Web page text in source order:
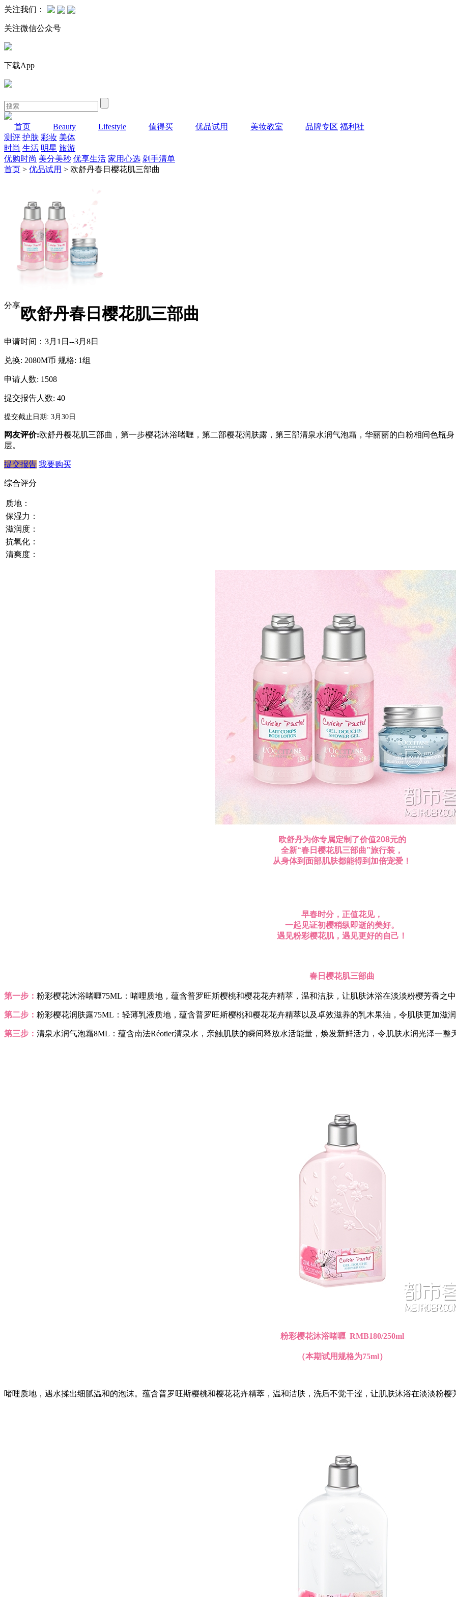
关注我们：
关注微信公众号
下载App
首页 Beauty Lifestyle 值得买 优品试用 美妆教室 品牌专区 福利社
测评 护肤 彩妆 美体
时尚 生活 明星 旅游
优购时尚 美分美秒 优享生活 家用心选 剁手清单
首页 > 优品试用 > 欧舒丹春日樱花肌三部曲
分享 欧舒丹春日樱花肌三部曲
申请时间：3月1日--3月8日
兑换: 2080M币 规格: 1组
申请人数: 1508
提交报告人数: 40
提交截止日期: 3月30日
网友评价:欧舒丹樱花肌三部曲，第一步樱花沐浴啫喱，第二部樱花润肤露，第三部清泉水润气泡霜，华丽丽的白粉相间色瓶
层。
提交报告 我要购买
综合评分
质地：
保湿力：
滋润度：
抗氧化：
清爽度：
欧舒丹为你专属定制了价值208元的
全新“春日樱花肌三部曲”旅行装，
从身体到面部肌肤都能得到加倍宠爱！
早春时分，正值花见，
一起见证初樱稍纵即逝的美好。
遇见粉彩樱花肌，遇见更好的自己！
春日樱花肌三部曲
第一步： 粉彩樱花沐浴啫喱75ML：啫哩质地，蕴含普罗旺斯樱桃和樱花花卉精萃，温和洁肤，让肌肤沐浴在淡淡粉樱芳香之中
第二步： 粉彩樱花润肤露75ML：轻薄乳液质地，蕴含普罗旺斯樱桃和樱花花卉精萃以及卓效滋养的乳木果油，令肌肤更加滋润
第三步： 清泉水润气泡霜8ML：蕴含南法Réotier清泉水，亲触肌肤的瞬间释放水活能量，焕发新鲜活力，令肌肤水润光泽一整
粉彩樱花沐浴啫喱 RMB180/250ml
（本期试用规格为75ml）
啫哩质地，遇水揉出细腻温和的泡沫。蕴含普罗旺斯樱桃和樱花花卉精萃，温和洁肤，洗后不觉干涩，让肌肤沐浴在淡淡粉樱